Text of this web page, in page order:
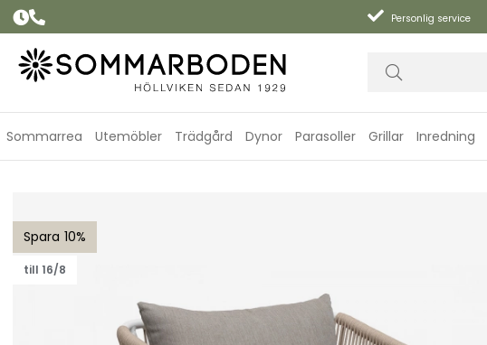
Personlig service
Sommarrea Utemöbler Trädgård Dynor Parasoller Grillar Inredning
10
till 16/8